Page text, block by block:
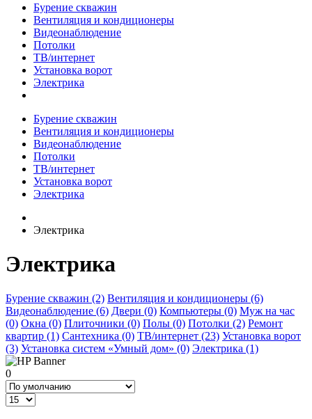
Бурение скважин
Вентиляция и кондиционеры
Видеонаблюдение
Потолки
ТВ/интернет
Установка ворот
Электрика
Бурение скважин
Вентиляция и кондиционеры
Видеонаблюдение
Потолки
ТВ/интернет
Установка ворот
Электрика
Электрика
Электрика
Бурение скважин (2) Вентиляция и кондиционеры (6)
Видеонаблюдение (6) Двери (0) Компьютеры (0) Муж на час
(0) Окна (0) Плиточники (0) Полы (0) Потолки (2) Ремонт
квартир (1) Сантехника (0) ТВ/интернет (23) Установка ворот
(3) Установка систем «Умный дом» (0) Электрика (1)
0